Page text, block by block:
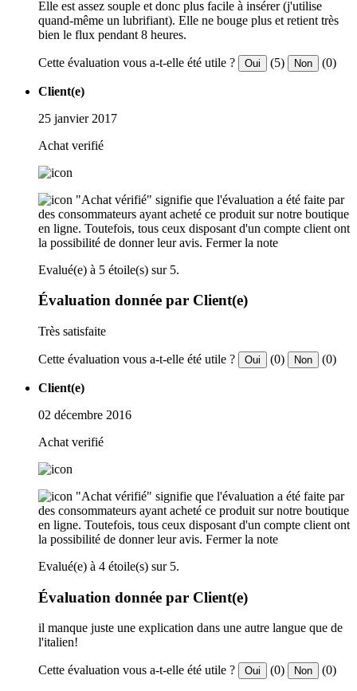
Elle est assez souple et donc plus facile à insérer (j'utilise
quand-même un lubrifiant). Elle ne bouge plus et retient très
bien le flux pendant 8 heures.
Cette évaluation vous a-t-elle été utile ? Oui (5) Non (0)
Client(e)
25 janvier 2017
Achat verifié
"Achat vérifié" signifie que l'évaluation a été faite par
des consommateurs ayant acheté ce produit sur notre boutique
en ligne. Toutefois, tous ceux disposant d'un compte client ont
la possibilité de donner leur avis. Fermer la note
Evalué(e) à 5 étoile(s) sur 5.
Évaluation donnée par Client(e)
Très satisfaite
Cette évaluation vous a-t-elle été utile ? Oui (0) Non (0)
Client(e)
02 décembre 2016
Achat verifié
"Achat vérifié" signifie que l'évaluation a été faite par
des consommateurs ayant acheté ce produit sur notre boutique
en ligne. Toutefois, tous ceux disposant d'un compte client ont
la possibilité de donner leur avis. Fermer la note
Evalué(e) à 4 étoile(s) sur 5.
Évaluation donnée par Client(e)
il manque juste une explication dans une autre langue que de
l'italien!
Cette évaluation vous a-t-elle été utile ? Oui (0) Non (0)